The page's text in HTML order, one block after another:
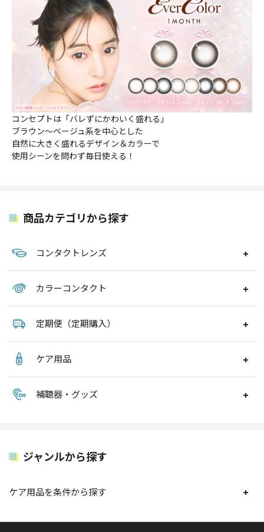
コンセプトは「バレずにかわいく盛れる」
ブラウン～ベージュ系を中心とした
自然に大きく盛れるデザイン＆カラーで
使用シーンを問わず毎日使える！
商品カテゴリから探す
コンタクトレンズ
カラーコンタクト
定期便（定期購入）
ケア用品
補聴器・グッズ
ジャンルから探す
ケア用品を条件から探す